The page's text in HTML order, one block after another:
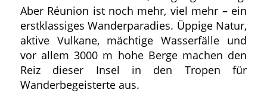
Aber Réunion ist noch mehr, viel mehr – ein
erstklassiges Wanderparadies. Üppige Natur,
aktive Vulkane, mächtige Wasserfälle und
vor allem 3000 m hohe Berge machen den
Reiz dieser Insel in den Tropen für
Wanderbegeisterte aus.